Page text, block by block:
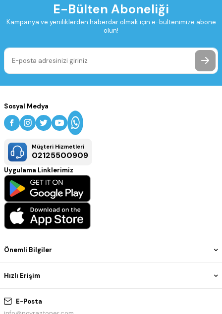
E-Bülten Aboneliği
Kampanya ve yeniliklerden haberdar olmak için e-bültenimize abone
olun!
E-Posta
Önemli Bilgiler
Hızlı Erişim
Sosyal Medya
Müşteri Hizmetleri
02125500909
Uygulama Linklerimiz